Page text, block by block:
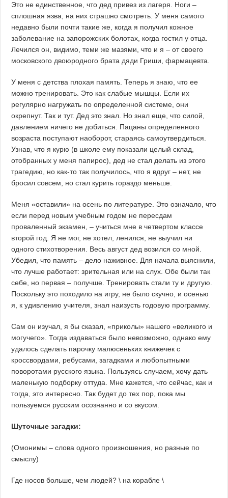
Это не единственное, что дед привез из лагеря. Ноги –
сплошная язва, на них страшно смотреть. У меня самого
недавно были почти такие же, когда я получил кожное
заболевание на запорожских болотах, когда гостил у отца.
Лечился он, видимо, теми же мазями, что и я – от своего
московского двоюродного брата дяди Гриши, фармацевта.
У меня с детства плохая память. Теперь я знаю, что ее
можно тренировать. Это как слабые мышцы. Если их
регулярно нагружать по определенной системе, они
окрепнут. Так и тут. Дед это знал. Но знал еще, что силой,
давлением ничего не добиться. Пацаны определенного
возраста поступают наоборот, стараясь самоутвердиться.
Узнав, что я курю (в школе ему показали целый склад,
отобранных у меня папирос), дед не стал делать из этого
трагедию, но как-то так получилось, что я вдруг – нет, не
бросил совсем, но стал курить гораздо меньше.
Меня «оставили» на осень по литературе. Это означало, что
если перед новым учебным годом не пересдам
проваленный экзамен, – учиться мне в четвертом классе
второй год. Я не мог, не хотел, ленился, не выучил ни
одного стихотворения. Весь август дед возился со мной.
Убедил, что память – дело наживное. Для начала выяснили,
что лучше работает: зрительная или на слух. Обе были так
себе, но первая – получше. Тренировать стали ту и другую.
Поскольку это походило на игру, не было скучно, и осенью
я, к удивлению учителя, знал наизусть годовую программу.
Сам он изучал, я бы сказал, «приколы» нашего «великого и
могучего». Тогда издаваться было невозможно, однако ему
удалось сделать парочку малюсеньких книжечек с
кроссвордами, ребусами, загадками и любопытными
поворотами русского языка. Пользуясь случаем, хочу дать
маленькую подборку оттуда. Мне кажется, что сейчас, как и
тогда, это интересно. Так будет до тех пор, пока мы
пользуемся русским осознанно и со вкусом.
Шуточные загадки:
(Омонимы – слова одного произношения, но разные по
смыслу)
Где носов больше, чем людей? \ на корабле \